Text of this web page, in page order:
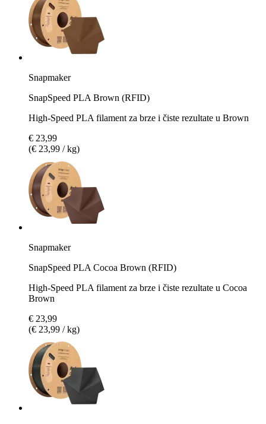
Snapmaker
SnapSpeed PLA Brown (RFID)
High-Speed PLA filament za brze i čiste rezultate u Brown
€ 23,99
(€ 23,99 / kg)
Snapmaker
SnapSpeed PLA Cocoa Brown (RFID)
High-Speed PLA filament za brze i čiste rezultate u Cocoa
Brown
€ 23,99
(€ 23,99 / kg)